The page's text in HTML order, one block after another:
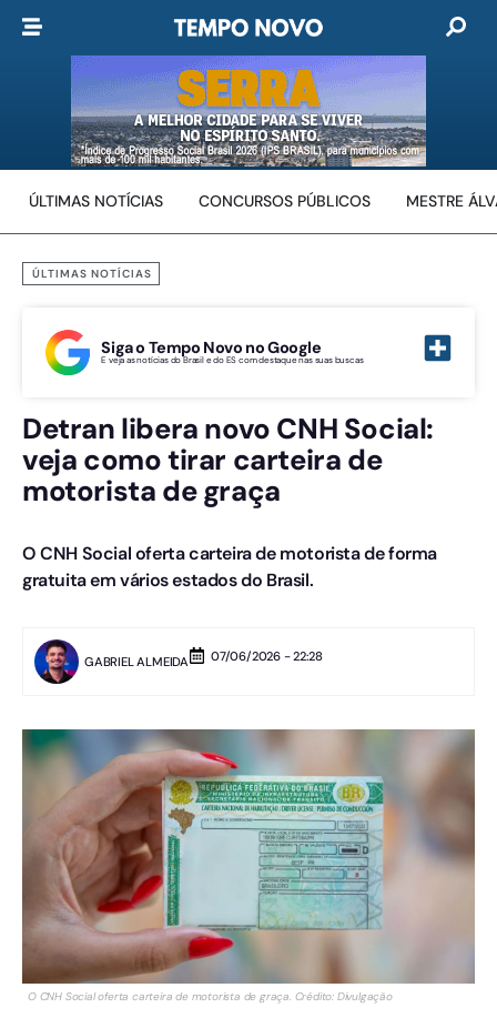
ÚLTIMAS NOTÍCIAS CONCURSOS PÚBLICOS MESTRE
ÚLTIMAS NOTÍCIAS
Siga o Tempo Novo no Google
E veja as notícias do Brasil e do ES com destaque nas suas buscas
Detran libera novo CNH Social:
veja como tirar carteira de
motorista de graça
O CNH Social oferta carteira de motorista de forma
gratuita em vários estados do Brasil.
GABRIEL ALMEIDA 07/06/2026 - 22:28
O CNH Social oferta carteira de motorista de graça. Crédito: Divulgação